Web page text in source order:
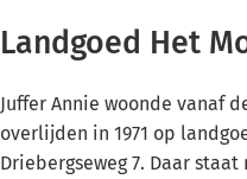
Landgoed Het
Juffer Annie woonde vanaf
overlijden in 1971 op
Driebergseweg 7. Daar